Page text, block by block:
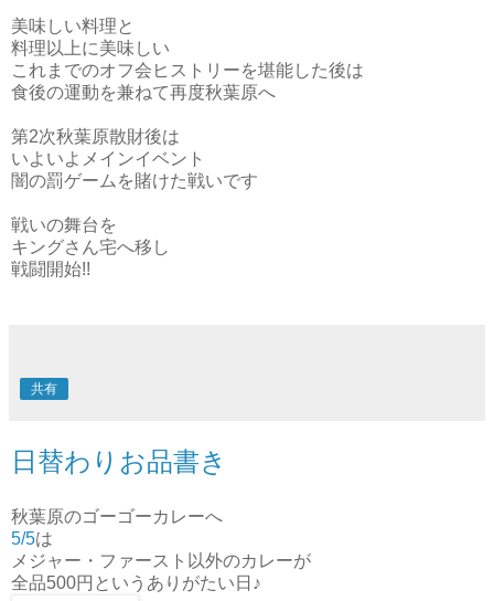
美味しい料理と
料理以上に美味しい
これまでのオフ会ヒストリーを堪能した後は
食後の運動を兼ねて再度秋葉原へ
第2次秋葉原散財後は
いよいよメインイベント
闇の罰ゲームを賭けた戦いです
戦いの舞台を
キングさん宅へ移し
戦闘開始!!
共有
日替わりお品書き
秋葉原のゴーゴーカレーへ
5/5は
メジャー・ファースト以外のカレーが
全品500円というありがたい日♪